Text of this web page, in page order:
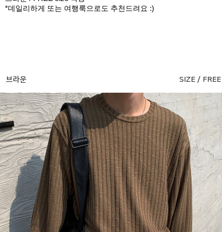
*데일리하게 또는 여행룩으로도 추천드려요 :)
브라운 SIZE / FREE